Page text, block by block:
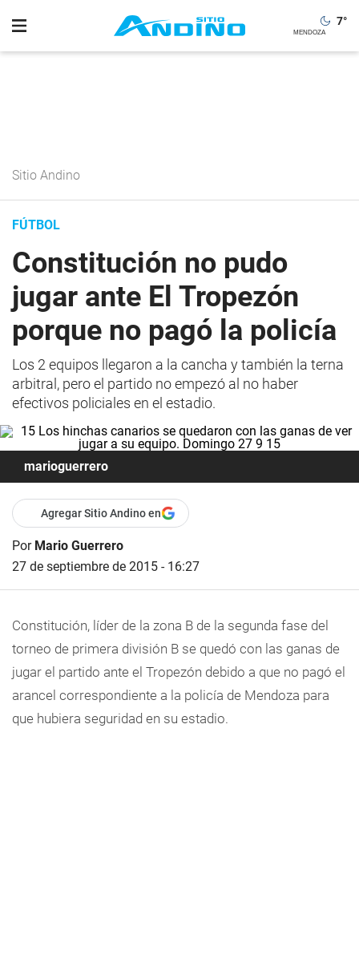
7°
Sitio Andino
FÚTBOL
Constitución no pudo
jugar ante El Tropezón
porque no pagó la policía
Los 2 equipos llegaron a la cancha y también la terna
arbitral, pero el partido no empezó al no haber
efectivos policiales en el estadio.
marioguerrero
Agregar Sitio Andino en
Por Mario Guerrero
27 de septiembre de 2015 - 16:27
Constitución, líder de la zona B de la segunda fase del
torneo de primera división B se quedó con las ganas de
jugar el partido ante el Tropezón debido a que no pagó el
arancel correspondiente a la policía de Mendoza para
que hubiera seguridad en su estadio.